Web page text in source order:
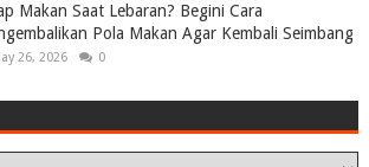
Makan Saat Lebaran? Begini Cara
Pola Makan Agar Kembali Seimbang
26, 2026 0